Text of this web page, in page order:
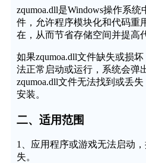
zqumoa.dll是Windows操作系
件，允许程序模块化和代码重
在，从而节省存储空间并提高
如果zqumoa.dll文件缺失或损
法正常启动或运行，系统会弹
zqumoa.dll文件无法找到或丢
安装。
二、适用范围
1、应用程序或游戏无法启动
失。